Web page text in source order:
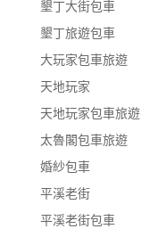
墾丁大街包車
墾丁旅遊包車
大玩家包車旅遊
天地玩家
天地玩家包車旅遊
太魯閣包車旅遊
婚紗包車
平溪老街
平溪老街包車